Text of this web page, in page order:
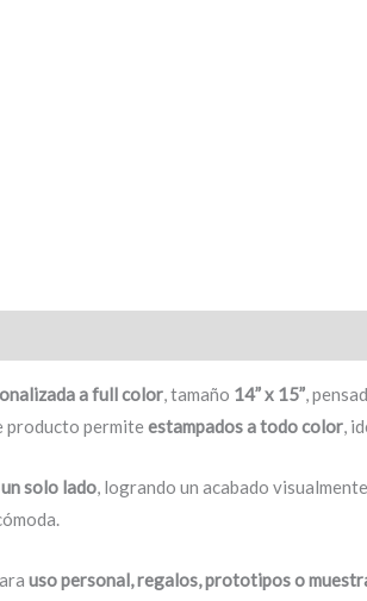
a full color , tamaño 14” x 15” ,
producto permite estampados a todo color ,
un solo lado , logrando un acabado
uso personal, regalos, prototipos o